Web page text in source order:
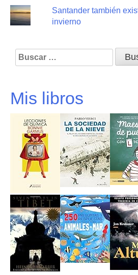
Santander también
invierno
Buscar:
Mis libros